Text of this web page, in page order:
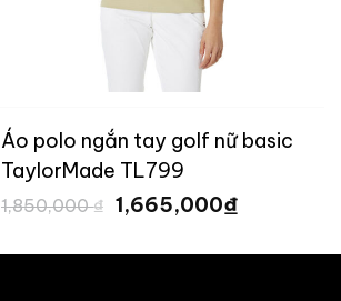
Áo polo ngắn tay golf nữ basic
TaylorMade TL799
1,850,000₫ Giá
gốc
1,850,000 ₫.
1,665,000₫
là: